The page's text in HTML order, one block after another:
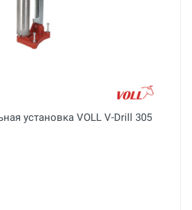
установка VOLL V-Drill 305